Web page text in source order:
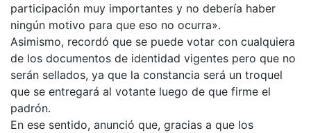
participación muy importantes y no debería haber
ningún motivo para que eso no ocurra».
Asimismo, recordó que se puede votar con cualquiera
de los documentos de identidad vigentes pero que no
serán sellados, ya que la constancia será un troquel
que se entregará al votante luego de que firme el
padrón.
En ese sentido, anunció que, gracias a que los